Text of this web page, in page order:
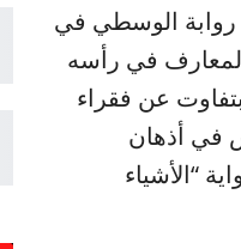
روابة الوسطي في
في رأسه
عن فقراء
في أذهان
“الأشياء